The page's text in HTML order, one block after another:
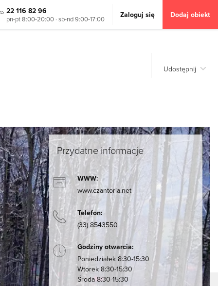
22 116 82 96
pn-pt 8:00-20:00 · sb-nd 9:00-17:00 Zaloguj się Dodaj obiekt
Udostępnij
Przydatne informacje
WWW:
www.czantoria.net
Telefon:
(33) 8543550
Godziny otwarcia:
Poniedziałek 8:30-15:30
Wtorek 8:30-15:30
Środa 8:30-15:30